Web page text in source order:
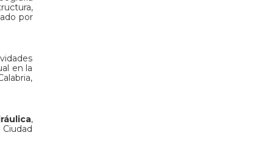
por
en la
,